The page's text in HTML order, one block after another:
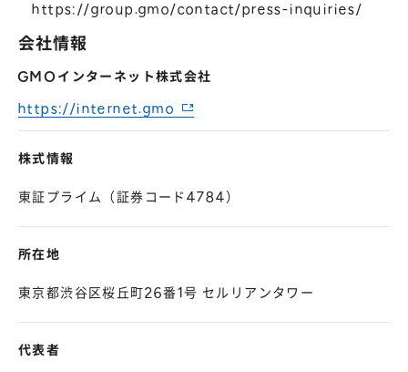
https://group.gmo/contact/press-inquiries/
会社情報
GMOインターネット株式会社
https://internet.gmo
株式情報
東証プライム（証券コード4784）
所在地
東京都渋谷区桜丘町26番1号 セルリアンタワー
代表者